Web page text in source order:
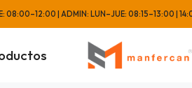
| ADMIN: LUN–JUE: 08:15–13:00 |